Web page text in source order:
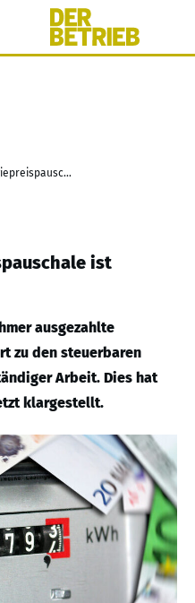
Urteil: Die Energiepreispauschale ist steuerbar
ist
ausgezahlte
zu den steuerbaren
Arbeit. Dies hat
klargestellt.